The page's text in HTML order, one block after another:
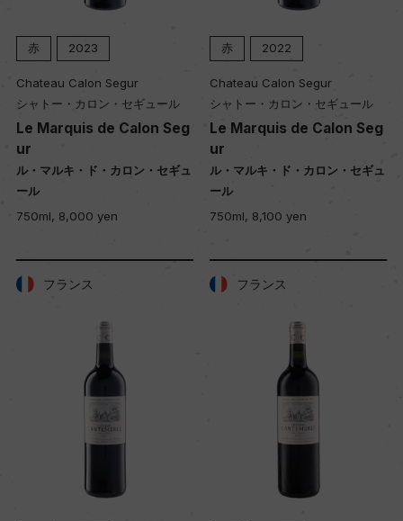
赤 2023
Chateau Calon Segur
シャトー・カロン・セギュール
Le Marquis de Calon Seg
ur
ル・マルキ・ド・カロン・セギュ
ール
750ml, 8,000 yen
赤 2022
Chateau Calon Segur
シャトー・カロン・セギュール
Le Marquis de Calon Seg
ur
ル・マルキ・ド・カロン・セギュ
ール
750ml, 8,100 yen
フランス フランス